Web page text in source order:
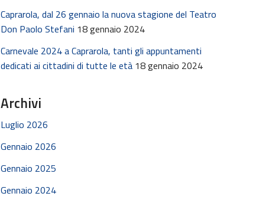
Caprarola, dal 26 gennaio la nuova stagione del Teatro
Don Paolo Stefani 18 gennaio 2024
Carnevale 2024 a Caprarola, tanti gli appuntamenti
dedicati ai cittadini di tutte le età 18 gennaio 2024
Archivi
Luglio 2026
Gennaio 2026
Gennaio 2025
Gennaio 2024